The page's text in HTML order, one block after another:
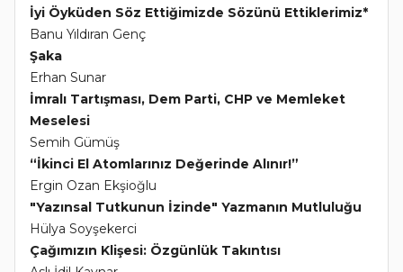
İyi Öyküden Söz Ettiğimizde Sözünü Ettiklerimiz*
Banu Yıldıran Genç
Şaka
Erhan Sunar
İmralı Tartışması, Dem Parti, CHP ve Memleket
Meselesi
Semih Gümüş
“İkinci El Atomlarınız Değerinde Alınır!”
Ergin Ozan Ekşioğlu
"Yazınsal Tutkunun İzinde" Yazmanın Mutluluğu
Hülya Soyşekerci
Çağımızın Klişesi: Özgünlük Takıntısı